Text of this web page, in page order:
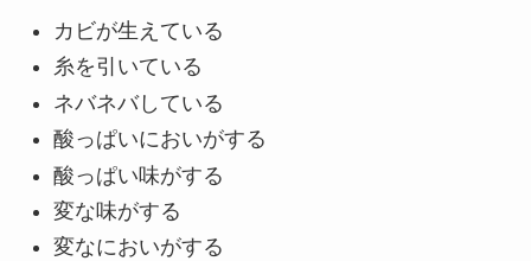
カビが生えている
糸を引いている
ネバネバしている
酸っぱいにおいがする
酸っぱい味がする
変な味がする
変なにおいがする